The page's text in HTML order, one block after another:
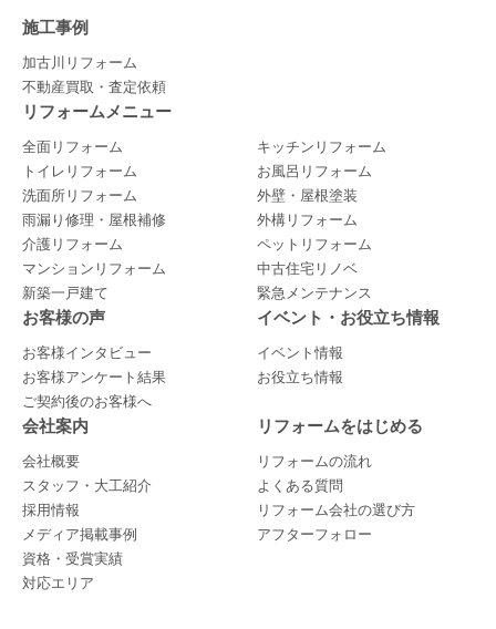
施工事例
加古川リフォーム
不動産買取・査定依頼
リフォームメニュー
全面リフォーム
キッチンリフォーム
トイレリフォーム
お風呂リフォーム
洗面所リフォーム
外壁・屋根塗装
雨漏り修理・屋根補修
外構リフォーム
介護リフォーム
ペットリフォーム
マンションリフォーム
中古住宅リノベ
新築一戸建て
緊急メンテナンス
お客様の声
お客様インタビュー
お客様アンケート結果
ご契約後のお客様へ
イベント・お役立ち情報
イベント情報
お役立ち情報
会社案内
会社概要
スタッフ・大工紹介
採用情報
メディア掲載事例
資格・受賞実績
対応エリア
リフォームをはじめる
リフォームの流れ
よくある質問
リフォーム会社の選び方
アフターフォロー